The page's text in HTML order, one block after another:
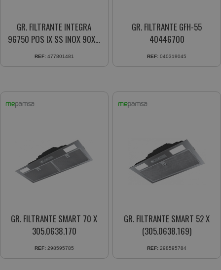
GR. FILTRANTE INTEGRA
96750 POS IX SS INOX 90XM
(A)
REF: 477801481
GR. FILTRANTE GFH-55
40446700
REF: 040319045
GR. FILTRANTE SMART 70 X
305.0638.170
REF: 298595785
GR. FILTRANTE SMART 52 X
(305.0638.169)
REF: 298595784